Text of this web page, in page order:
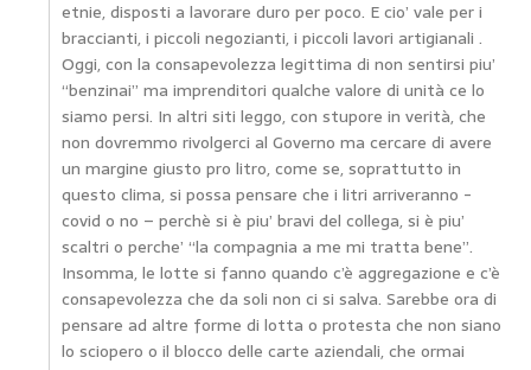
etnie, disposti a lavorare duro per poco. E cio’ vale per i
braccianti, i piccoli negozianti, i piccoli lavori artigianali .
Oggi, con la consapevolezza legittima di non sentirsi piu’
“benzinai” ma imprenditori qualche valore di unità ce lo
siamo persi. In altri siti leggo, con stupore in verità, che
non dovremmo rivolgerci al Governo ma cercare di avere
un margine giusto pro litro, come se, soprattutto in
questo clima, si possa pensare che i litri arriveranno -
covid o no – perchè si è piu’ bravi del collega, si è piu’
scaltri o perche’ “la compagnia a me mi tratta bene”.
Insomma, le lotte si fanno quando c’è aggregazione e c’è
consapevolezza che da soli non ci si salva. Sarebbe ora di
pensare ad altre forme di lotta o protesta che non siano
lo sciopero o il blocco delle carte aziendali, che ormai